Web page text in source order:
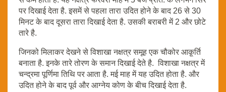
पर दिखाई देता है. इसमें से पहला तारा उदित होने के बाद 26 से 30
मिनट के बाद दूसरा तारा दिखाई देता है. उसकी बराबरी में 2 और छोटे
तारे है.
जिनको मिलाकर देखने से विशाखा नक्षत्र समूह एक चौकोर आकृ्र्ति
बनाता है. इनके तारे तोरण के समान दिखाई देते है. विशाखा नक्षत्र में
चन्द्रमा पूर्णिमा तिथि पर आता है. मई माह में यह उदित होता है. और
उदित होने के बाद पूर्व और आग्नेय कोण के बीच दिखाई देता है.